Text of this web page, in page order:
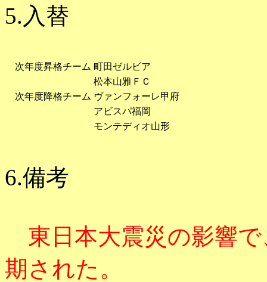
5.入替
次年度昇格チーム 町田ゼルビア
松本山雅ＦＣ
次年度降格チーム ヴァンフォーレ甲府
アビスパ福岡
モンテディオ山形
6.備考
東日本大震災の影響で
期された。